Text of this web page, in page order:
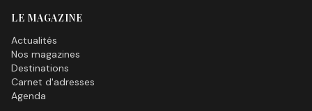
LE MAGAZINE
Actualités
Nos magazines
Destinations
Carnet d'adresses
Agenda